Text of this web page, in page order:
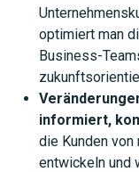
optimiert man
Business-
informiert,
die Kunden von
entwickeln und